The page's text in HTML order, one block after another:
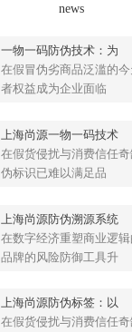
news
一物一码防伪技术：为
在假冒伪劣商品泛滥的
者权益成为企业面临
上海尚源一物一码技术
在假货侵扰与消费信任
伪标识已难以满足品
上海尚源防伪溯源系统
在数字经济重塑商业逻
品牌的风险防御工具升
上海尚源防伪标签：以
在假货侵扰与消费信任